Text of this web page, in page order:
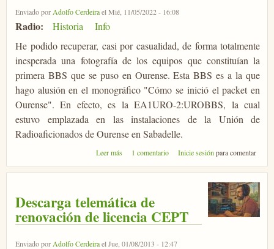
Enviado porAdolfo Cerdeirael Mié, 11/05/2022 - 16:08
Radio: Historia
Info
He podido recuperar, casi por casualidad, de forma totalmente
inesperada una fotografía de los equipos que constituían la
primera BBS que se puso en Ourense. Esta BBS es a la que
hago alusión en el monográfico "Cómo se inició el packet en
Ourense". En efecto, es la EA1URO-2:UROBBS, la cual
estuvo emplazada en las instalaciones de la Unión de
Radioaficionados de Ourense en Sabadelle.
Leer más sobre La primera BBS de Packet en Ourense.
1 comentario Inicie sesiónpara comentar
Descarga telemática de
renovación de licencia CEPT
Enviado por Adolfo Cerdeirael Jue, 01/08/2013 - 12:47